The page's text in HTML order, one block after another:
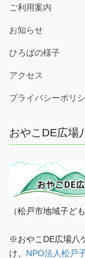
ご利用案内
お知らせ
ひろばの様子
アクセス
プライバシーポリ
おやこDE広場
（松戸市地域子ど
※おやこDE広場八
け、 NPO法人松戸